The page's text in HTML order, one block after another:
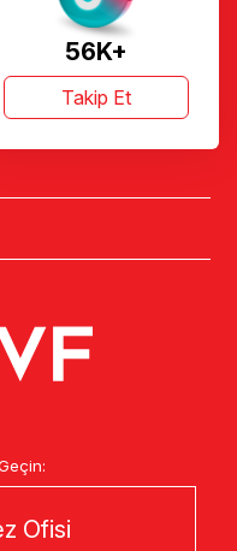
56K+
Takip Et
Ofisi